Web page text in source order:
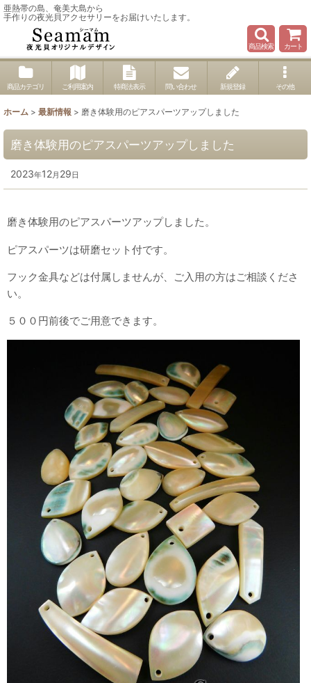
亜熱帯の島、奄美大島から
手作りの夜光貝アクセサリーをお届けいたします。
商品検索 カート
商品カテゴリ ご利用案内 特商法表示 問い合わせ 新規登録 その他
ホーム > 最新情報 > 磨き体験用のピアスパーツアップしました
磨き体験用のピアスパーツアップしました
2023年12月 29 日
磨き体験用のピアスパーツアップしました。
ピアスパーツは研磨セット付です。
フック金具などは付属しませんが、ご入用の方はご相談くださ
い。
５００円前後でご用意できます。